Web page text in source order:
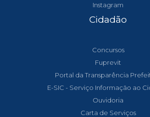
Instagram
Cidadão
Concursos
Fuprevit
Portal da Transparência
E-SIC - Serviço Informação ao
Ouvidoria
Carta de Serviços